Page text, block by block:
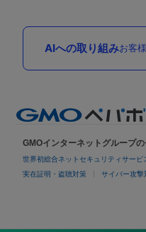
AIへの取り組みお客
GMOインターネットグループ
世界初総合ネットセキュリティサービ
実在証明・盗聴対策 サイバー攻撃